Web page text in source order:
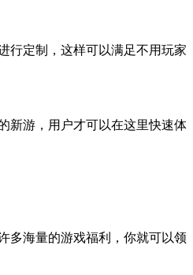
定制，这样可以满足不用玩家
游，用户才可以在这里快速体
海量的游戏福利，你就可以领